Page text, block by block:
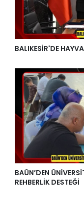
BALIKESİR'DE
BAÜN’DEN
REHBERLİK DESTEĞİ